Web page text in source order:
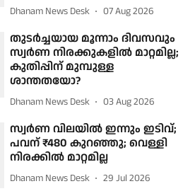
Dhanam News Desk 07 Aug 2026
തുടർച്ചയായ മൂന്നാം ദിവസവും
സ്വർണ നിരക്കുകളിൽ മാറ്റമില്ല;
കുതിപ്പിന് മുമ്പുള്ള
ശാന്തതയോ?
Dhanam News Desk 03 Aug 2026
സ്വർണ വിലയിൽ ഇന്നും ഇടിവ്;
പവന് ₹480 കുറഞ്ഞു; വെള്ളി
നിരക്കിൽ മാറ്റമില്ല
Dhanam News Desk 29 Jul 2026